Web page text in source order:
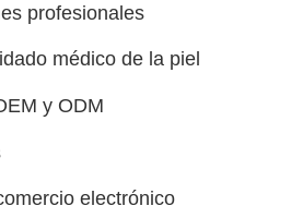
profesionales
médico de la piel
y ODM
electrónico